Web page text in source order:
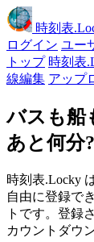
時刻表
ログイン ユー
トップ 時刻表
線編集 アップ
バスも船
あと何分?
時刻表.Locky
自由に登録で
トです。登録
カウントダウ